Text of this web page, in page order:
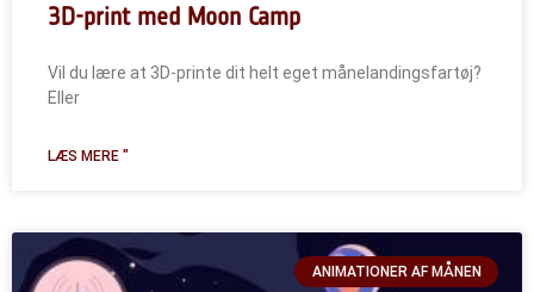
3D-print med Moon Camp
Vil du lære at 3D-printe dit helt eget månelandingsfartøj?
Eller
LÆS MERE "
ANIMATIONER AF MÅNEN